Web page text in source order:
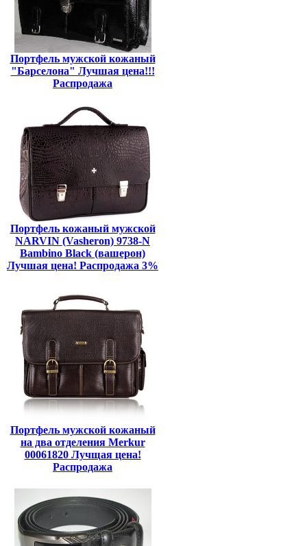
Портфель мужской кожаный
"Барселона" Лучшая цена!!!
Распродажа
Портфель кожаный мужской
NARVIN (Vasheron) 9738-N
Bambino Black (вашерон)
Лучшая цена! Распродажа 3%
Портфель мужской кожаный
на два отделения Merkur
00061820 Лучщая цена!
Распродажа